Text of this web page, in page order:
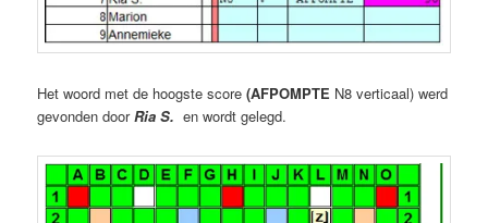
Het woord met de hoogste score(AFPOMPTE N8 verticaal) werd
gevonden doorRia S. en wordt gelegd.